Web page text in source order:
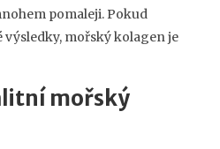
pomaleji. Pokud
výsledky, mořský kolagen je
mořský